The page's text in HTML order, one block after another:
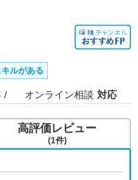
ルがある
オンライン相談 対応
高評価レビュー
(1件)